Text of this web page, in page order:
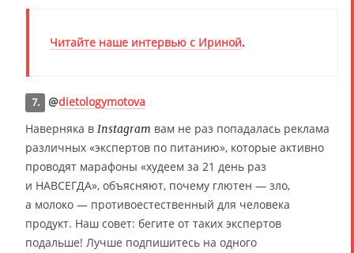
Читайте наше интервью с Ириной.
7. @dietologymotova
Наверняка в Instagram вам не раз попадалась реклама
различных «экспертов по питанию», которые активно
проводят марафоны «худеем за 21 день раз
и НАВСЕГДА», объясняют, почему глютен — зло,
а молоко — противоестественный для человека
продукт. Наш совет: бегите от таких экспертов
подальше! Лучше подпишитесь на одного